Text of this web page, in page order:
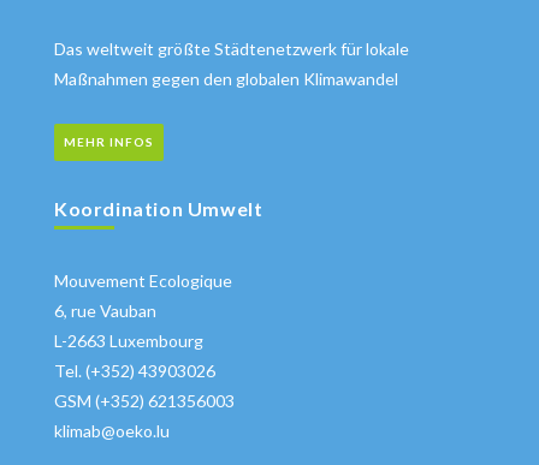
Das weltweit größte Städtenetzwerk für lokale
Maßnahmen gegen den globalen Klimawandel
MEHR INFOS
Koordination Umwelt
Mouvement Ecologique
6, rue Vauban
L-2663 Luxembourg
Tel. (+352) 43903026
GSM (+352) 621356003
klimab@oeko.lu